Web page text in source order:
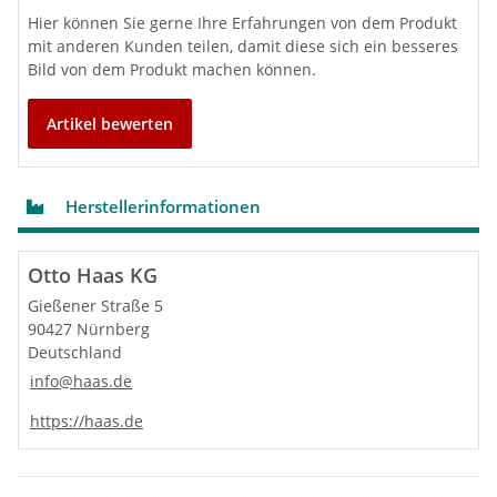
Hier können Sie gerne Ihre Erfahrungen von dem Produkt
mit anderen Kunden teilen, damit diese sich ein besseres
Bild von dem Produkt machen können.
Artikel bewerten
Herstellerinformationen
Otto Haas KG
Gießener Straße 5
90427 Nürnberg
Deutschland
info@haas.de
https://haas.de